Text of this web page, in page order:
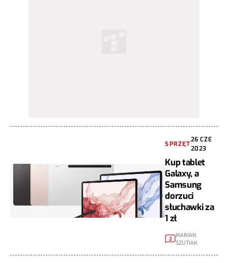
SPRZĘT
26 CZE
2023
Kup tablet
Galaxy, a
Samsung
dorzuci
słuchawki za
1 zł
2
MARIAN
SZUTIAK